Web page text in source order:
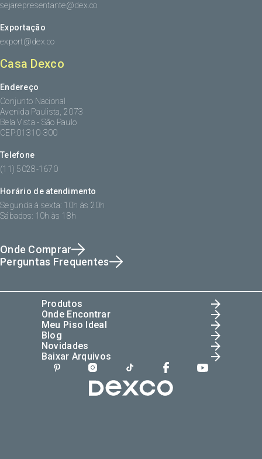
sejarepresentante@dex.co
Exportação
export@dex.co
Casa Dexco
Endereço
Conjunto Nacional
Avenida Paulista, 2073
Bela Vista - São Paulo
CEP:01310-300
Telefone
(11) 5028-1670
Horário de atendimento
Segunda à sexta: 10h às 20h
Sábados: 10h às 18h
Onde Comprar
Perguntas Frequentes
Produtos
Onde Encontrar
Meu Piso Ideal
Blog
Novidades
Baixar Arquivos